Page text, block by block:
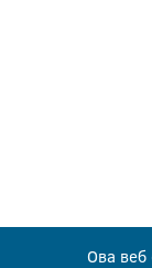
Ова веб